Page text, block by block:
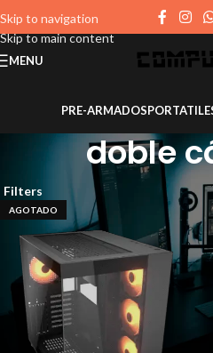
Skip to navigation
Skip to main content
MENU
PRE-ARMADOS
doble
Filters
AGOTADO